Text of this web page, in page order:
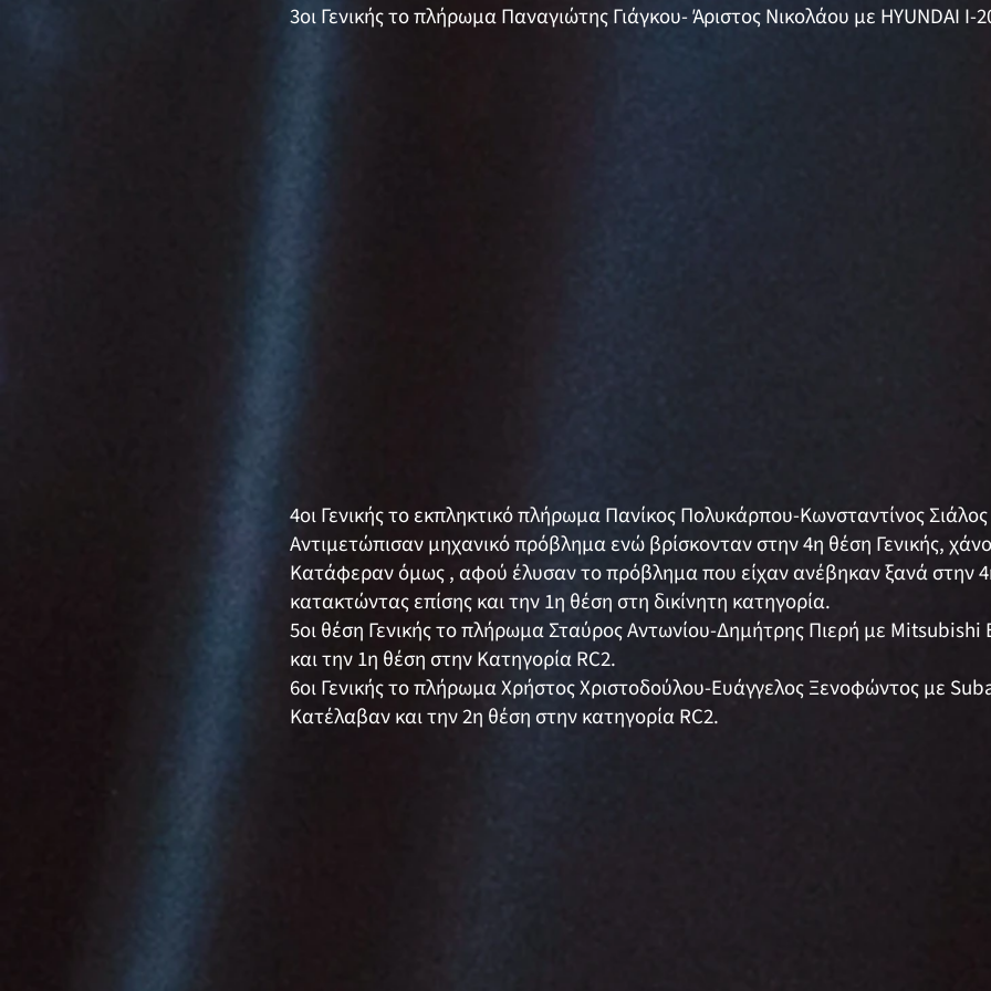
3οι Γενικής το πλήρωμα Παναγιώτης Γιάγκου- Άριστος Νικολάου με HYUNDAI I-
4οι Γενικής το εκπληκτικό πλήρωμα Πανίκος Πολυκάρπου-Κωνσταντίνος
Αντιμετώπισαν μηχανικό πρόβλημα ενώ βρίσκονταν στην 4η θέση Γενικής,
Κατάφεραν όμως , αφού έλυσαν το πρόβλημα που είχαν ανέβηκαν ξανά στην
κατακτώντας επίσης και την 1η θέση στη δικίνητη κατηγορία.
5οι θέση Γενικής το πλήρωμα Σταύρος Αντωνίου-Δημήτρης Πιερή με Mitsubishi
και την 1η θέση στην Κατηγορία RC2.
6οι Γενικής το πλήρωμα Χρήστος Χριστοδούλου-Ευάγγελος Ξενοφώντος με
Κατέλαβαν και την 2η θέση στην κατηγορία RC2.